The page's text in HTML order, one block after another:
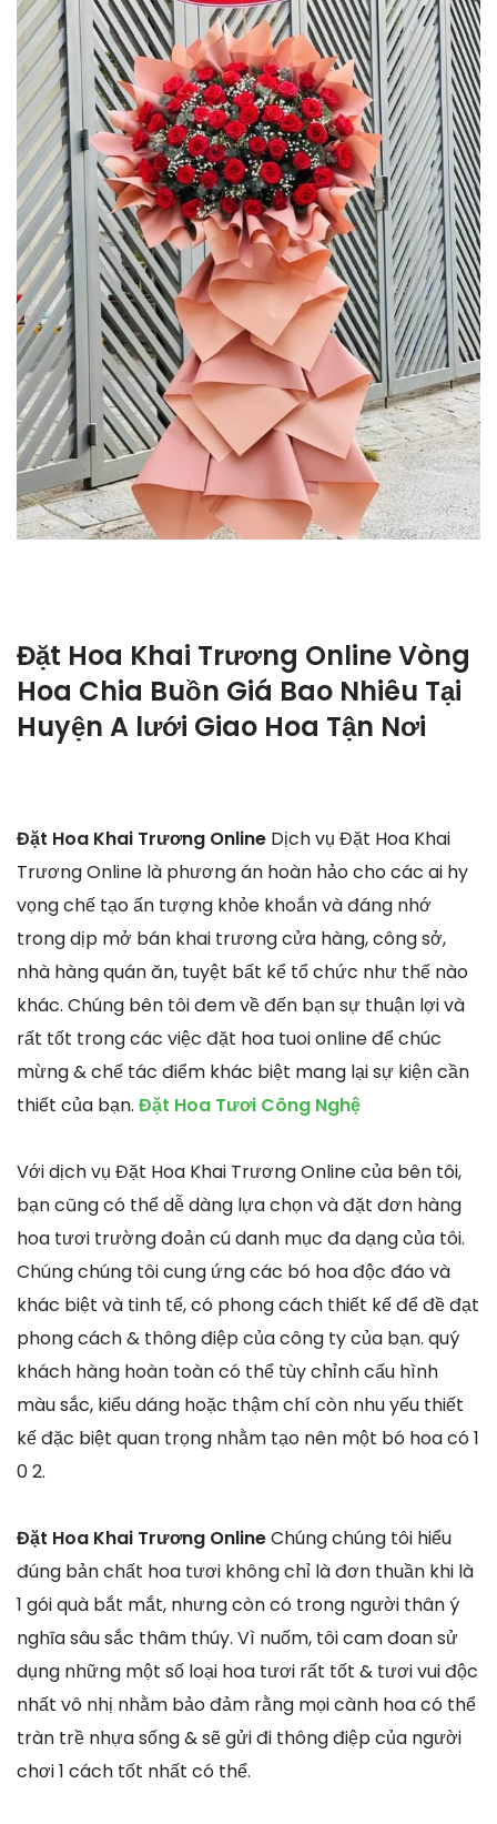
Đặt Hoa Khai Trương Online Vòng
Hoa Chia Buồn Giá Bao Nhiêu Tại
Huyện A lưới Giao Hoa Tận Nơi
Đặt Hoa Khai Trương Online Dịch vụ Đặt Hoa Khai
Trương Online là phương án hoàn hảo cho các ai hy
vọng chế tạo ấn tượng khỏe khoắn và đáng nhớ
trong dịp mở bán khai trương cửa hàng, công sở,
nhà hàng quán ăn, tuyệt bất kể tổ chức như thế nào
khác. Chúng bên tôi đem về đến bạn sự thuận lợi và
rất tốt trong các việc đặt hoa tuoi online để chúc
mừng & chế tác điểm khác biệt mang lại sự kiện cần
thiết của bạn. Đặt Hoa Tươi Công Nghệ
Với dịch vụ Đặt Hoa Khai Trương Online của bên tôi,
bạn cũng có thể dễ dàng lựa chọn và đặt đơn hàng
hoa tươi trường đoản cú danh mục đa dạng của tôi.
Chúng chúng tôi cung ứng các bó hoa độc đáo và
khác biệt và tinh tế, có phong cách thiết kế để đề đạt
phong cách & thông điệp của công ty của bạn. quý
khách hàng hoàn toàn có thể tùy chỉnh cấu hình
màu sắc, kiểu dáng hoặc thậm chí còn nhu yếu thiết
kế đặc biệt quan trọng nhằm tạo nên một bó hoa có 1
0 2.
Đặt Hoa Khai Trương OnlineChúng chúng tôi hiểu
đúng bản chất hoa tươi không chỉ là đơn thuần khi là
1 gói quà bắt mắt, nhưng còn có trong người thân ý
nghĩa sâu sắc thâm thúy. Vì nuốm, tôi cam đoan sử
dụng những một số loại hoa tươi rất tốt & tươi vui độc
nhất vô nhị nhằm bảo đảm rằng mọi cành hoa có thể
tràn trề nhựa sống & sẽ gửi đi thông điệp của người
chơi 1 cách tốt nhất có thể.